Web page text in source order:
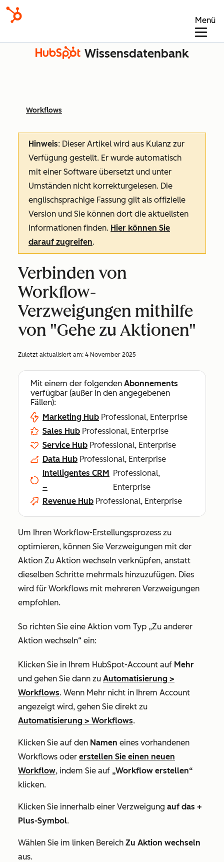
Menü
Wissensdatenbank
Workflows
Hinweis: Dieser Artikel wird aus Kulanz zur
Verfügung gestellt. Er wurde automatisch
mit einer Software übersetzt und unter
Umständen nicht korrekturgelesen. Die
englischsprachige Fassung gilt als offizielle
Version und Sie können dort die aktuellsten
Informationen finden. Hier können Sie
darauf zugreifen.
Verbinden von
Workflow-
Verzweigungen mithilfe
von "Gehe zu Aktionen"
Zuletzt aktualisiert am: 4 November 2025
Mit einem der folgenden Abonnements
verfügbar (außer in den angegebenen
Fällen):
Marketing Hub Professional, Enterprise
Sales Hub Professional, Enterprise
Service Hub Professional, Enterprise
Data Hub Professional, Enterprise
Intelligentes CRM
–
Professional,
Enterprise
Revenue Hub Professional, Enterprise
Um Ihren Workflow-Erstellungsprozess zu
optimieren, können Sie Verzweigungen mit der
Aktion Zu Aktion wechseln verknüpfen, anstatt
dieselben Schritte mehrmals hinzuzufügen. Dies
wird für Workflows mit mehreren Verzweigungen
empfohlen.
So richten Sie eine Aktion vom Typ „Zu anderer
Aktion wechseln“ ein:
Klicken Sie in Ihrem HubSpot-Account auf Mehr
und gehen Sie dann zu Automatisierung >
Workflows. Wenn Mehr nicht in Ihrem Account
angezeigt wird, gehen Sie direkt zu
Automatisierung > Workflows.
Klicken Sie auf den Namen eines vorhandenen
Workflows oder erstellen Sie einen neuen
Workflow, indem Sie auf „Workflow erstellen“
klicken.
Klicken Sie innerhalb einer Verzweigung auf das +
Plus-Symbol.
Wählen Sie im linken Bereich Zu Aktion wechseln
aus.